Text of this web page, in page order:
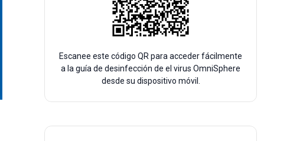
Escanee este código QR para acceder fácilmente
a la guía de desinfección de el virus OmniSphere
desde su dispositivo móvil.